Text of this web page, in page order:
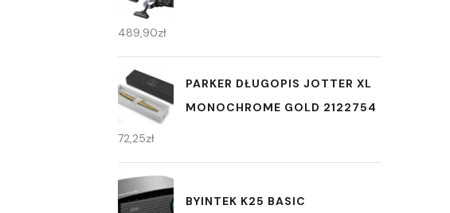
489,90zł
PARKER DŁUGOPIS JOTTER XL
MONOCHROME GOLD 2122754
72,25zł
BYINTEK K25 BASIC